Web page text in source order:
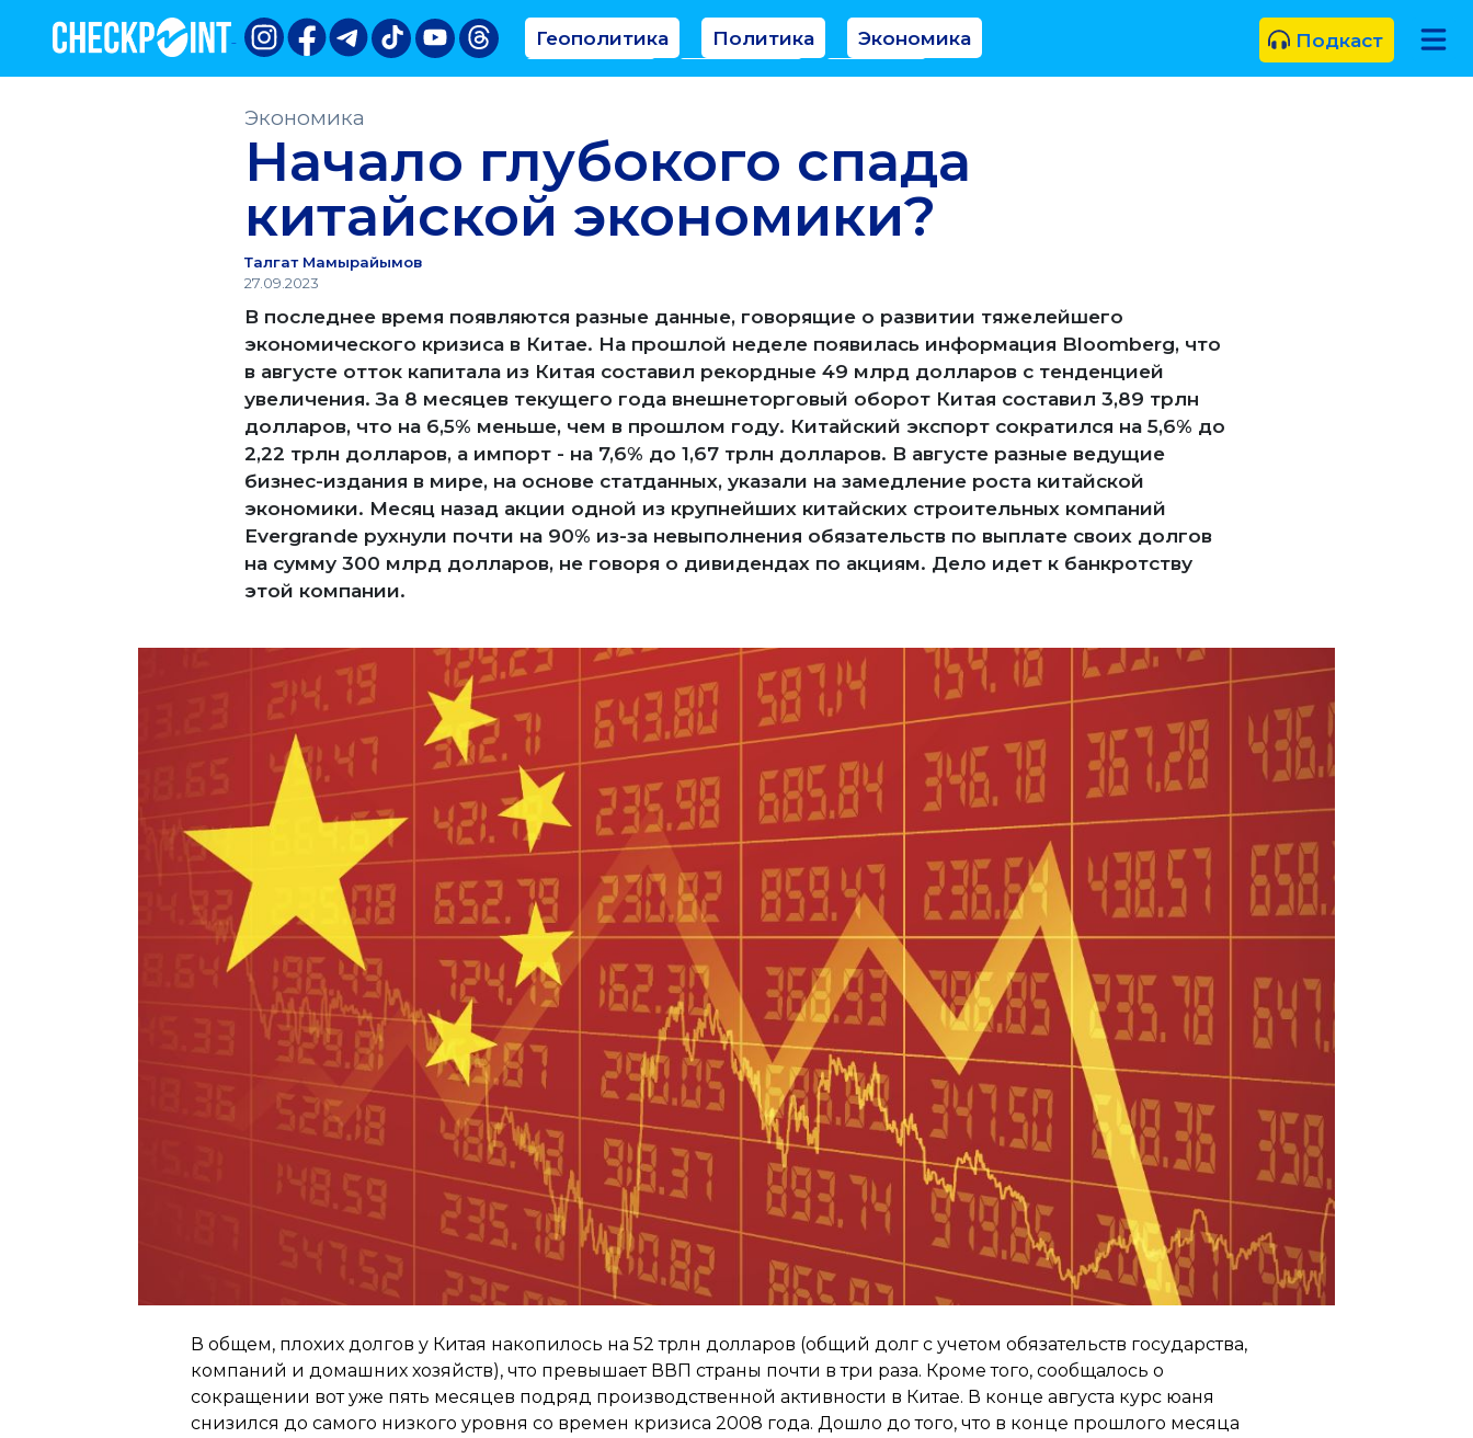
Геополитика Политика
Экономика
Аналитика
Интервью Мнение
Подкаст
Экономика
Начало глубокого спада
китайской экономики?
Талгат Мамырайымов
27.09.2023
В последнее время появляются разные данные, говорящие о развитии тяжелейшего
экономического кризиса в Китае. На прошлой неделе появилась информация Bloomberg, что
в августе отток капитала из Китая составил рекордные 49 млрд долларов с тенденцией
увеличения. За 8 месяцев текущего года внешнеторговый оборот Китая составил 3,89 трлн
долларов, что на 6,5% меньше, чем в прошлом году. Китайский экспорт сократился на 5,6% до
2,22 трлн долларов, а импорт - на 7,6% до 1,67 трлн долларов. В августе разные ведущие
бизнес-издания в мире, на основе статданных, указали на замедление роста китайской
экономики. Месяц назад акции одной из крупнейших китайских строительных компаний
Evergrande рухнули почти на 90% из-за невыполнения обязательств по выплате своих долгов
на сумму 300 млрд долларов, не говоря о дивидендах по акциям. Дело идет к банкротству
этой компании.
В общем, плохих долгов у Китая накопилось на 52 трлн долларов (общий долг с учетом обязательств государства,
компаний и домашних хозяйств), что превышает ВВП страны почти в три раза. Кроме того, сообщалось о
сокращении вот уже пять месяцев подряд производственной активности в Китае. В конце августа курс юаня
снизился до самого низкого уровня со времен кризиса 2008 года. Дошло до того, что в конце прошлого месяца